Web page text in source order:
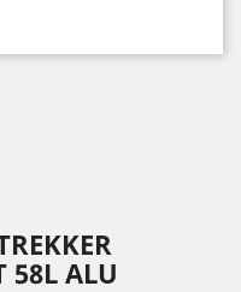
58L ALU